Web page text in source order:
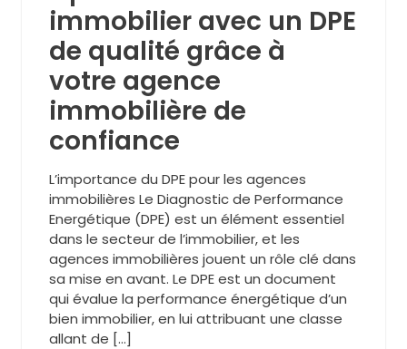
immobilier avec un DPE
de qualité grâce à
votre agence
immobilière de
confiance
L’importance du DPE pour les agences
immobilières Le Diagnostic de Performance
Energétique (DPE) est un élément essentiel
dans le secteur de l’immobilier, et les
agences immobilières jouent un rôle clé dans
sa mise en avant. Le DPE est un document
qui évalue la performance énergétique d’un
bien immobilier, en lui attribuant une classe
allant de […]